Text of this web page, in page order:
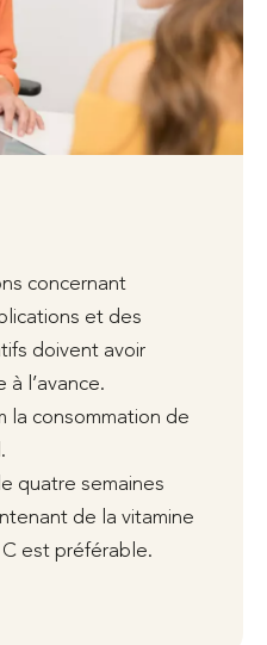
concernant
et des
doivent avoir
l’avance.
la consommation de
quatre semaines
de la vitamine
est préférable.